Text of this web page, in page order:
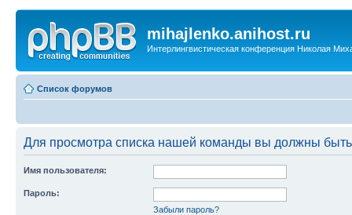
mihajlenko.anihost.ru
Интерлингвистическая конференция Николая
Список форумов
Для просмотра списка нашей команды вы должны
Имя пользователя:
Пароль:
Забыли пароль?